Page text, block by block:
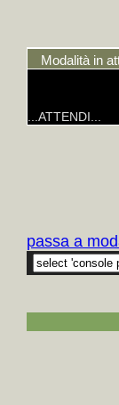
Modalità in
...ATTENDI...
passa a